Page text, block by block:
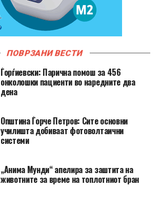
ПОВРЗАНИ ВЕСТИ
Ѓорѓиевски: Парична помош за 456
онколошки пациенти во наредните два
дена
Општина Ѓорче Петров: Сите основни
училишта добиваат фотоволтаични
системи
„Анима Мунди“ апелира за заштита на
животните за време на топлотниот бран